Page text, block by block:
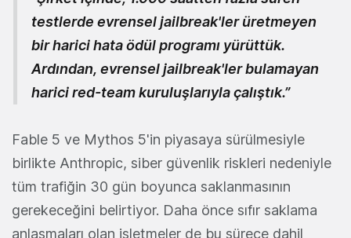
testlerde evrensel jailbreak'ler üretmeyen
bir harici hata ödül programı yürüttük.
Ardından, evrensel jailbreak'ler bulamayan
harici red-team kuruluşlarıyla çalıştık.”
Fable 5 ve Mythos 5'in piyasaya sürülmesiyle
birlikte Anthropic, siber güvenlik riskleri nedeniyle
tüm trafiğin 30 gün boyunca saklanmasının
gerekeceğini belirtiyor. Daha önce sıfır saklama
anlaşmaları olan işletmeler de bu sürece dahil